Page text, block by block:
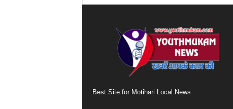
Best Site for Motihari Local News